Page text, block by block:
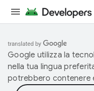
Google utilizza la
nella tua lingua
potrebbero contenere